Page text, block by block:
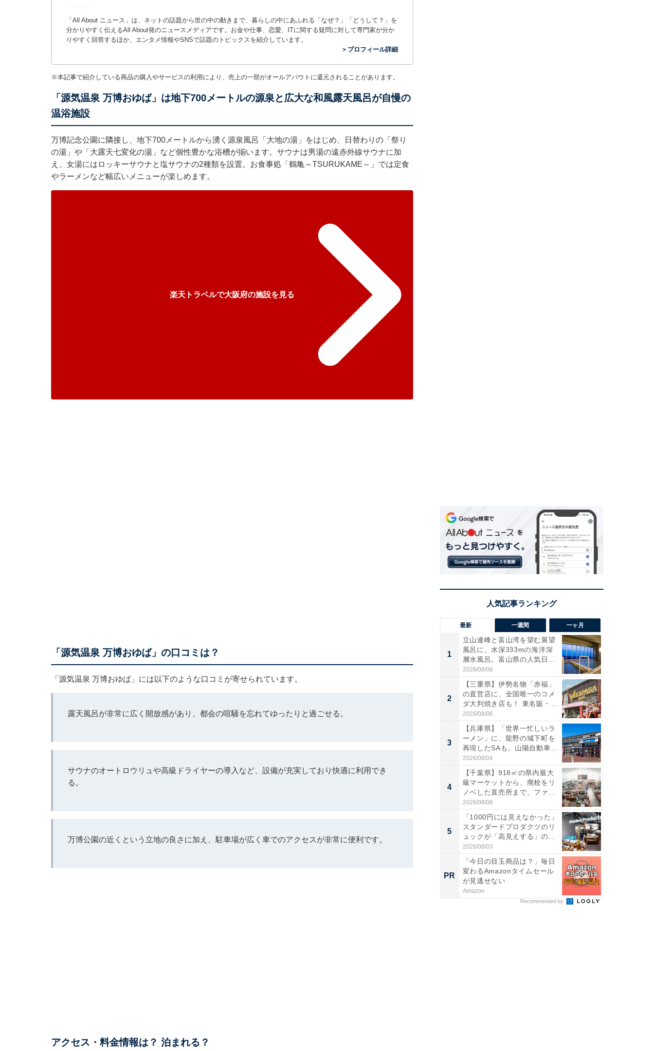
「All About ニュース」は、ネットの話題から世の中の動きまで、暮らしの中にあふれる「なぜ？」「どうして？」を
分かりやすく伝えるAll About発のニュースメディアです。お金や仕事、恋愛、ITに関する疑問に対して専門家が分か
りやすく回答するほか、エンタメ情報やSNSで話題のトピックスを紹介しています。
＞プロフィール詳細
※本記事で紹介している商品の購入やサービスの利用により、売上の一部がオールアバウトに還元されることがあります。
「源気温泉 万博おゆば」は地下700メートルの源泉と広大な和風露天風呂が自慢の
温浴施設
万博記念公園に隣接し、地下700メートルから湧く源泉風呂「大地の湯」をはじめ、日替わりの「祭り
の湯」や「大露天七変化の湯」など個性豊かな浴槽が揃います。サウナは男湯の遠赤外線サウナに加
え、女湯にはロッキーサウナと塩サウナの2種類を設置。お食事処「鶴亀～TSURUKAME～」では定食
やラーメンなど幅広いメニューが楽しめます。
楽天トラベルで大阪府の施設を見る
「源気温泉 万博おゆば」の口コミは？
「源気温泉 万博おゆば」には以下のような口コミが寄せられています。
露天風呂が非常に広く開放感があり、都会の喧騒を忘れてゆったりと過ごせる。
サウナのオートロウリュや高級ドライヤーの導入など、設備が充実しており快適に利用でき
る。
万博公園の近くという立地の良さに加え、駐車場が広く車でのアクセスが非常に便利です。
アクセス・料金情報は？ 泊まれる？
最新 一週間 一ヶ月
1
立山連峰と富山湾を望む展望
風呂に、水深333mの海洋深
層水風呂。富山県の人気日
帰...
2026/08/06
2
【三重県】伊勢名物「赤福」
の直営店に、全国唯一のコメ
ダ大判焼き店も！ 東名阪・
伊...
2026/08/06
3
【兵庫県】「世界一忙しいラ
ーメン」に、龍野の城下町を
再現したSAも。山陽自動車
道...
2026/08/04
4
【千葉県】918㎡の県内最大
級マーケットから、廃校をリ
ノベした直売所まで。ファ
ー...
2026/08/06
5
「1000円には見えなかった」
スタンダードプロダクツのリ
ュックが「高見えする」の...
2026/08/03
PR
「今日の目玉商品は？」毎日
変わるAmazonタイムセール
が見逃せない
Amazon
Recommended by